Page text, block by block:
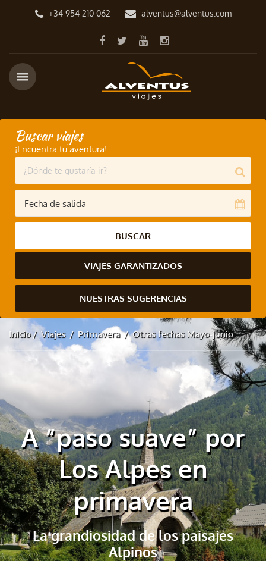
+34 954 210 062 alventus@alventus.com
Buscar viajes
¡Encuentra tu aventura!
BUSCAR
VIAJES GARANTIZADOS
NUESTRAS SUGERENCIAS
Inicio Viajes Primavera Otras fechas Mayo-junio
A “paso suave” por
Los Alpes en
primavera
La grandiosidad de los paisajes
Alpinos